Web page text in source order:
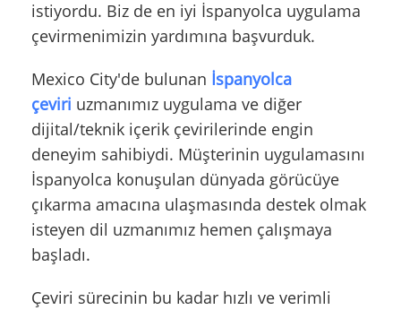
istiyordu. Biz de en iyi İspanyolca uygulama
çevirmenimizin yardımına başvurduk.
Mexico City'de bulunan İspanyolca
çeviri uzmanımız uygulama ve diğer
dijital/teknik içerik çevirilerinde engin
deneyim sahibiydi. Müşterinin uygulamasını
İspanyolca konuşulan dünyada görücüye
çıkarma amacına ulaşmasında destek olmak
isteyen dil uzmanımız hemen çalışmaya
başladı.
Çeviri sürecinin bu kadar hızlı ve verimli